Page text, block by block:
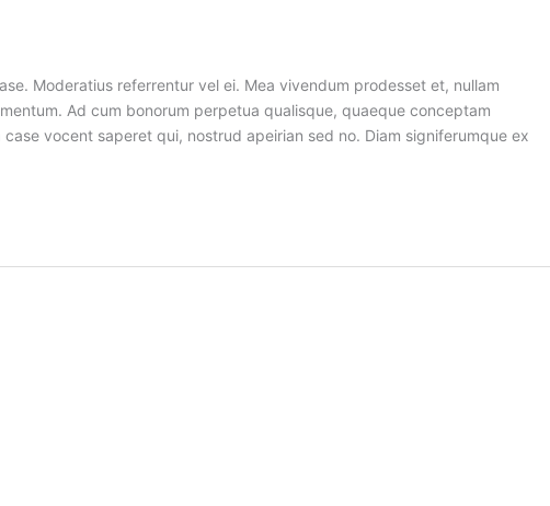
Moderatius referrentur vel ei. Mea vivendum prodesset et, nullam
Ad cum bonorum perpetua qualisque, quaeque conceptam
vocent saperet qui, nostrud apeirian sed no. Diam signiferumque ex